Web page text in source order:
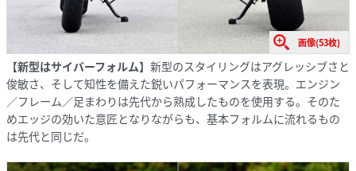
画像(53枚)
【新型はサイバーフォルム】 新型のスタイリングはアグレッシブさと
俊敏さ、そして知性を備えた鋭いパフォーマンスを表現。エンジン
／フレーム／足まわりは先代から熟成したものを使用する。そのた
めエッジの効いた意匠となりながらも、基本フォルムに流れるもの
は先代と同じだ。